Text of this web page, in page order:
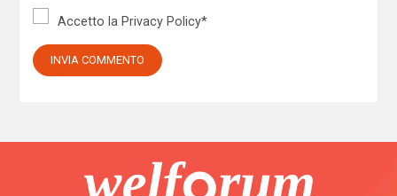
Accetto la Privacy Policy*